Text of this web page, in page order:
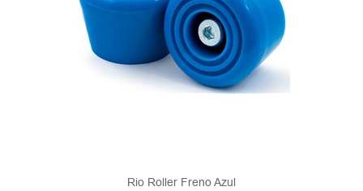
Rio Roller Freno Azul